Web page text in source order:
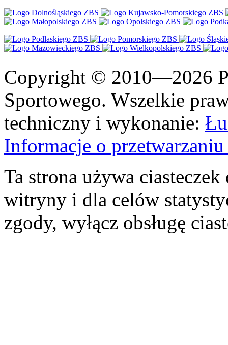
Copyright © 2010—2026
Sportowego. Wszelkie
techniczny i wykonanie:
Informacje o
Ta strona używa
witryny i dla celów
zgody, wyłącz obsługę